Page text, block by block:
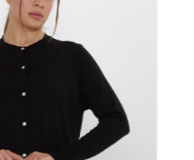
ömürlü kullanım sunar.
çıkar. Hoş ve elegant
gün kombinlerinde
her yaşa
artıracak ve
Rahatlık